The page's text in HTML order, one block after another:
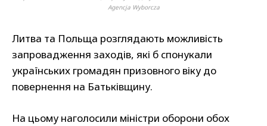
Agencja Wyborcza
Литва та Польща розглядають можливість
запровадження заходів, які б спонукали
українських громадян призовного віку до
повернення на Батьківщину.
На цьому наголосили міністри оборони обох